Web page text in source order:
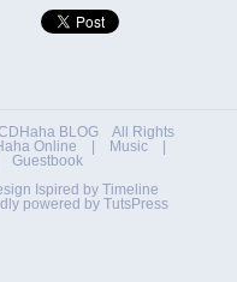
BLOG All Rights
Online Music
Guestbook
Ispired by Timeline
powered by TutsPress